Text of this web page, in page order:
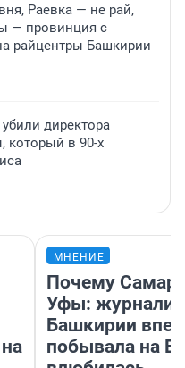
Раевка — не рай,
— провинция с
райцентры Башкирии
директора
который в 90-х
МНЕНИЕ
Почему
Уфы:
Башкирии
побывала на